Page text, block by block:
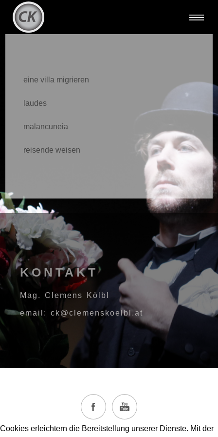
eine villa migrieren
laudes
malancuneia
reisende weisen
KONTAKT
Mag. Clemens Kölbl
email: ck@clemenskoelbl.at
Cookies erleichtern die Bereitstellung unserer Dienste. Mit der